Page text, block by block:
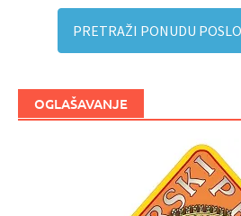
PRETRAŽI PONUDU
OGLAŠAVANJE